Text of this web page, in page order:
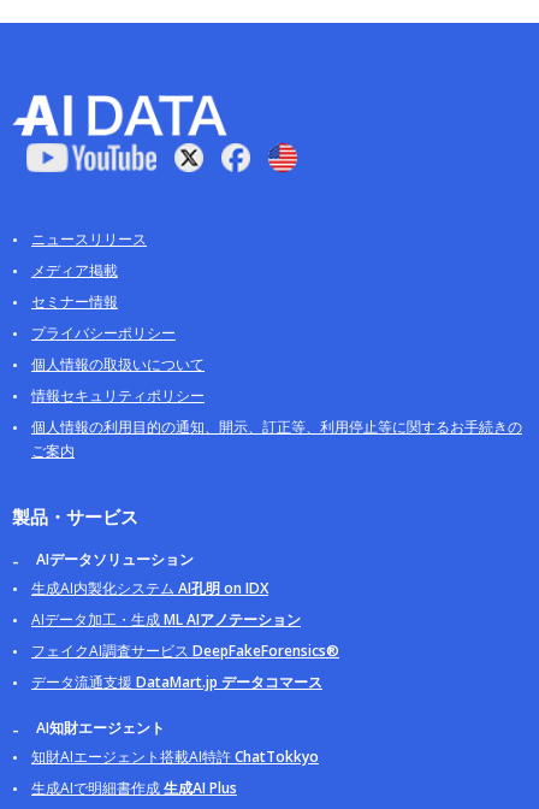
ニュースリリース
メディア掲載
セミナー情報
プライバシーポリシー
個人情報の取扱いについて
情報セキュリティポリシー
個人情報の利用目的の通知、開示、訂正等、利用停止等に関するお手続きの
ご案内
製品・サービス
AIデータソリューション
生成AI内製化システム AI孔明 on IDX
AIデータ加工・生成ML AIアノテーション
フェイクAI調査サービス DeepFakeForensics®
データ流通支援 DataMart.jp データコマース
AI知財エージェント
知財AIエージェント搭載AI特許ChatTokkyo
生成AIで明細書作成生成AI Plus